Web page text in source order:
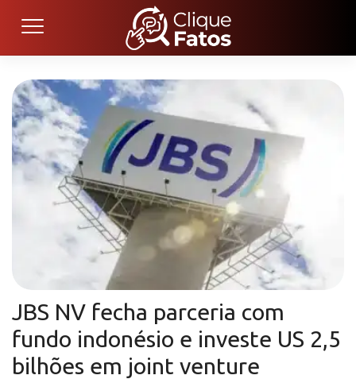
JBS NV fecha parceria com
fundo indonésio e investe US 2,5
bilhões em joint venture